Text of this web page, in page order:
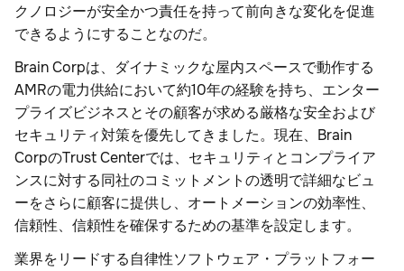
クノロジーが安全かつ責任を持って前向きな変化を促進
できるようにすることなのだ。
Brain Corpは、ダイナミックな屋内スペースで動作する
AMRの電力供給において約10年の経験を持ち、エンター
プライズビジネスとその顧客が求める厳格な安全および
セキュリティ対策を優先してきました。現在、Brain
CorpのTrust Centerでは、セキュリティとコンプライア
ンスに対する同社のコミットメントの透明で詳細なビュ
ーをさらに顧客に提供し、オートメーションの効率性、
信頼性、信頼性を確保するための基準を設定します。
業界をリードする自律性ソフトウェア・プラットフォー